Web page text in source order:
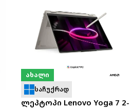
ახალი
საჩუქრად
ლეპტოპი Lenovo Yoga 7 2-